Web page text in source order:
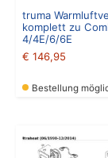
truma
komplett zu
4/4E/6/6E
€ 146,95
Bestellung